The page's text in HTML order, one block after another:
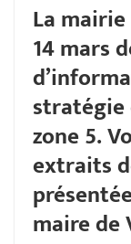
La
14 mars
stratégie
zone 5.
extraits
maire de